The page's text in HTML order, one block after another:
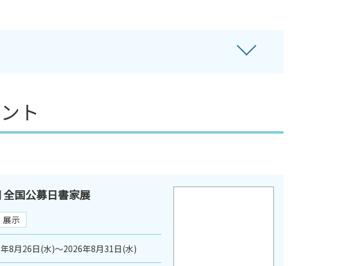
ト
全国公募日書家展
展示
8月26日(水)～2026年8月31日(水)